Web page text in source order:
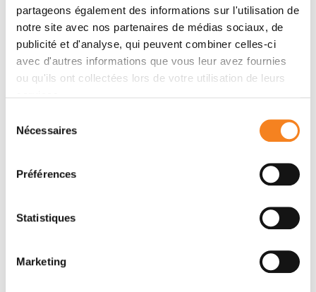
partageons également des informations sur l'utilisation de
notre site avec nos partenaires de médias sociaux, de
publicité et d'analyse, qui peuvent combiner celles-ci
avec d'autres informations que vous leur avez fournies
ou qu'ils ont collectées lors de votre utilisation de leurs
Nécessaires
Préférences
Statistiques
Marketing
Organizers
Directeur de recherche Alexandre BAFFET
Brain Research Institute, Université de Zurich
Invited by